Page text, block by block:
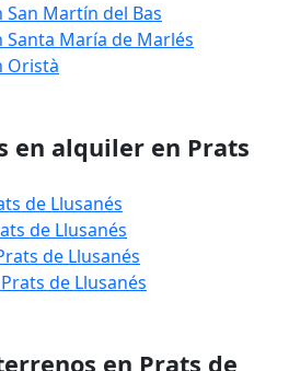
Martín del Bas
María de Marlés
Oristà
en alquiler en Prats
de Llusanés
de Llusanés
de Llusanés
de Llusanés
en Prats de